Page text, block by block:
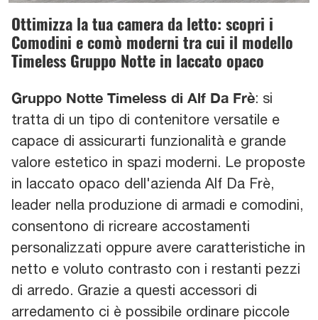
Ottimizza la tua camera da letto: scopri i
Comodini e comò moderni tra cui il modello
Timeless Gruppo Notte in laccato opaco
Gruppo Notte Timeless di Alf Da Frè: si
tratta di un tipo di contenitore versatile e
capace di assicurarti funzionalità e grande
valore estetico in spazi moderni. Le proposte
in laccato opaco dell'azienda Alf Da Frè,
leader nella produzione di armadi e comodini,
consentono di ricreare accostamenti
personalizzati oppure avere caratteristiche in
netto e voluto contrasto con i restanti pezzi
di arredo. Grazie a questi accessori di
arredamento ci è possibile ordinare piccole